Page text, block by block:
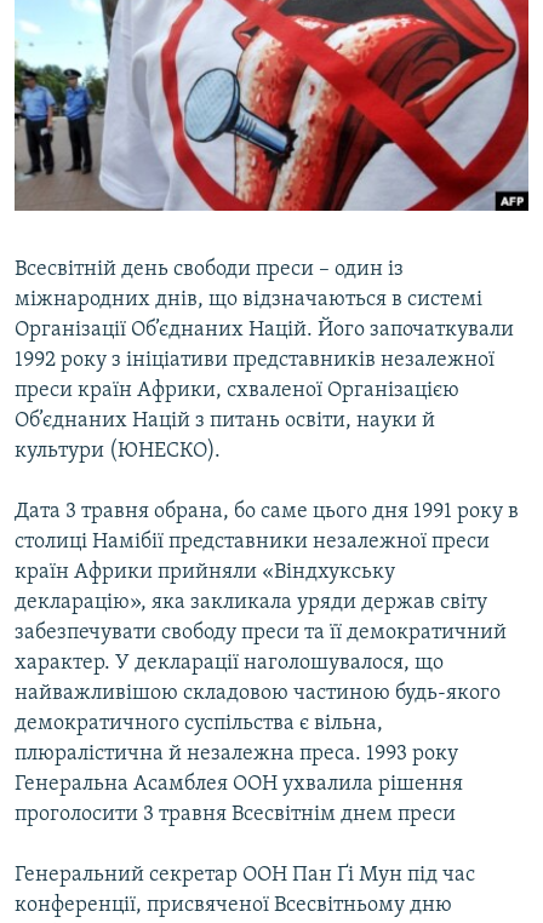
ПРИАЗОВ’Я
КИТАЙ.ВИКЛИКИ
МУЛЬТИМЕДІА
ФОТО
СПЕЦПРОЄКТИ
КРИМ РЕАЛІЇ
РУС
УКР
КТАТ
Усі сайти RFE/RL
Всесвітній день свободи преси – один із
міжнародних днів, що відзначаються в системі
Організації Об’єднаних Націй. Його започаткували
1992 року з ініціативи представників незалежної
преси країн Африки, схваленої Організацією
Об’єднаних Націй з питань освіти, науки й
культури (ЮНЕСКО).
Дата 3 травня обрана, бо саме цього дня 1991 року в
столиці Намібії представники незалежної преси
країн Африки прийняли «Віндхукську
декларацію», яка закликала уряди держав світу
забезпечувати свободу преси та її демократичний
характер. У декларації наголошувалося, що
найважливішою складовою частиною будь-якого
демократичного суспільства є вільна,
плюралістична й незалежна преса. 1993 року
Генеральна Асамблея ООН ухвалила рішення
проголосити 3 травня Всесвітнім днем преси
Генеральний секретар ООН Пан Ґі Мун під час
конференції, присвяченої Всесвітньому дню